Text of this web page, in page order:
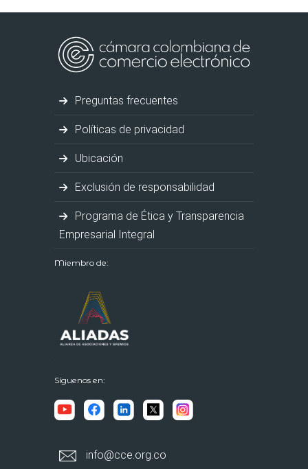
Preguntas frecuentes
Políticas de privacidad
Ubicación
Exclusión de responsabilidad
Programa de Ética y Transparencia
Empresarial Integral
Miembro de:
Síguenos en:
info@cce.org.co